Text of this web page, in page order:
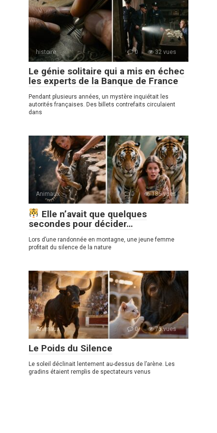
histoire 0 32 vues
Le génie solitaire qui a mis en échec
les experts de la Banque de France
Pendant plusieurs années, un mystère inquiétait les
autorités françaises. Des billets contrefaits circulaient
dans
Animaux 0 185 vues
Elle n’avait que quelques
secondes pour décider…
Lors d’une randonnée en montagne, une jeune femme
profitait du silence de la nature
Animaux 0 75 vues
Le Poids du Silence
Le soleil déclinait lentement au-dessus de l’arène. Les
gradins étaient remplis de spectateurs venus